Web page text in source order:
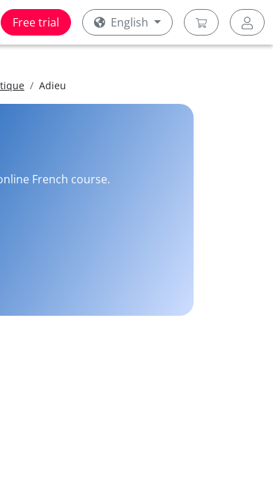
Free trial English
Adieu
French course.